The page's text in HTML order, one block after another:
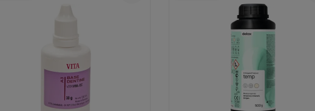
In den Warenkorb